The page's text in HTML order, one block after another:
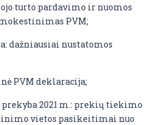
turto pardavimo ir nuomos
PVM;
dažniausiai nustatomos
PVM deklaracija;
2021 m.: prekių tiekimo
vietos pasikeitimai nuo